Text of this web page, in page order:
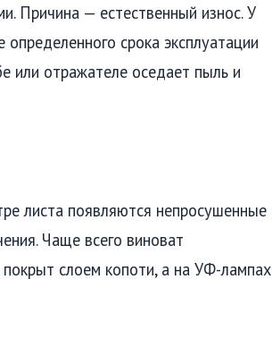
Причина — естественный износ. У
срока эксплуатации
или отражателе оседает пыль и
листа появляются непросушенные
Чаще всего виноват
слоем копоти, а на УФ-лампах